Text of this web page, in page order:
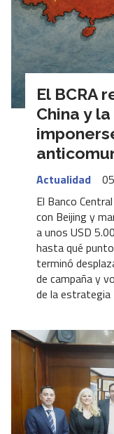
El BCRA
China y
Actualidad
El Banco
con Beijing y
a unos USD
hasta qué
terminó
de campaña y
de la estrategia